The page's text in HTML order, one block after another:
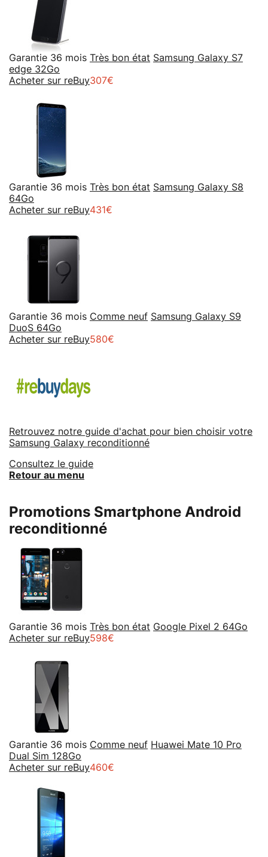
Garantie 36 mois Très bon état Samsung Galaxy S7
edge 32Go
Acheter sur reBuy307€
Garantie 36 mois Très bon état Samsung Galaxy S8
64Go
Acheter sur reBuy431€
Garantie 36 mois Comme neuf Samsung Galaxy S9
DuoS 64Go
Acheter sur reBuy580€
Retrouvez notre guide d'achat pour bien choisir votre
Samsung Galaxy reconditionné
Consultez le guide
Retour au menu
Promotions Smartphone Android
reconditionné
Garantie 36 mois Très bon état Google Pixel 2 64Go
Acheter sur reBuy598€
Garantie 36 mois Comme neuf Huawei Mate 10 Pro
Dual Sim 128Go
Acheter sur reBuy460€